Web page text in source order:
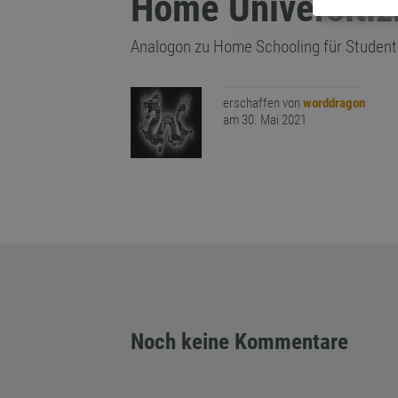
Analogon zu Home Schooling für
erschaffen von worddragon
am 30. Mai 2021
Noch keine Kommentare